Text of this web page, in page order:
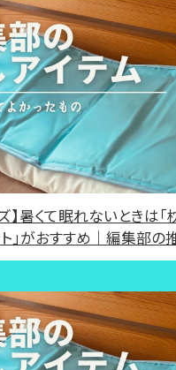
】暑くて眠れないときは
」がおすすめ｜編集部の